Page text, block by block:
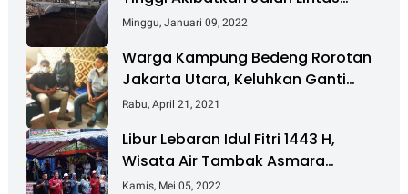
Sumatera Nyaris Putus
Minggu, Januari 09, 2022
Warga Kampung Bedeng Rorotan
Jakarta Utara, Keluhkan Ganti
Rugi Pembebasan Lahan Tol
Rabu, April 21, 2021
Libur Lebaran Idul Fitri 1443 H,
Wisata Air Tambak Asmara
Kotabaru Dipadati Ribuan
Kamis, Mei 05, 2022